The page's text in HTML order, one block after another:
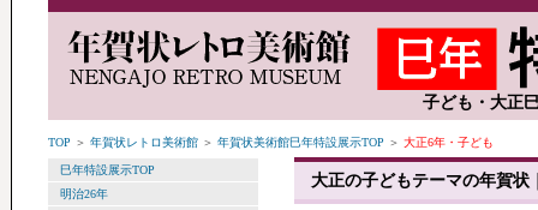
子ども・大正
TOP ＞ 年賀状レトロ美術館 ＞ 年賀状美術館巳年特設展示TOP ＞ 大正6年・子ども
大正の子どもテーマの年賀状
巳年特設展示TOP
明治26年